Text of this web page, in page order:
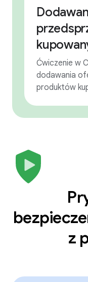
Ćwiczenie w
dodawania
produktów
z